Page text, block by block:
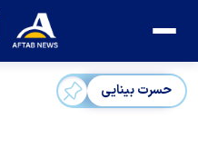
حسرت بینایی